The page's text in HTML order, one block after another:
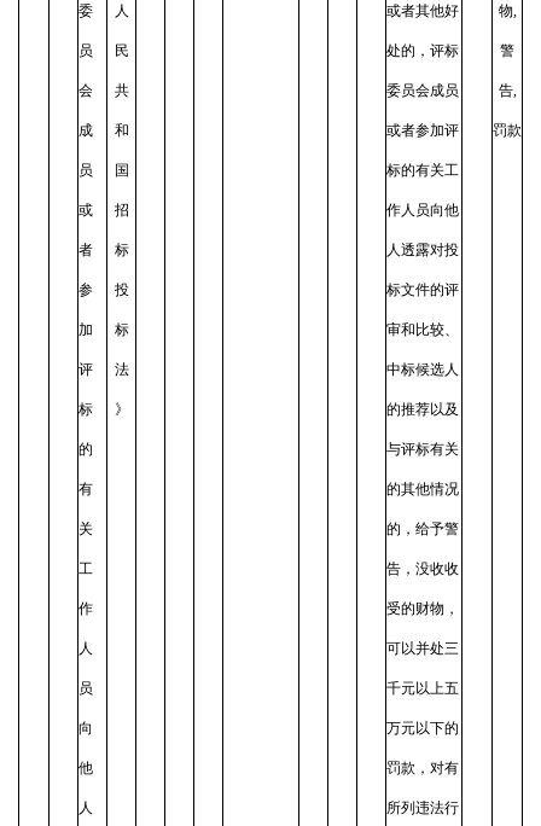
委
员
会
成
员
或
者
参
加
评
标
的
有
关
工
作
人
员
向
他
人
人
民
共
和
国
招
标
投
标
法
》
或者其他好
处的，评标
委员会成员
或者参加评
标的有关工
作人员向他
人透露对投
标文件的评
审和比较、
中标候选人
的推荐以及
与评标有关
的其他情况
的，给予警
告，没收收
受的财物，
可以并处三
千元以上五
万元以下的
罚款，对有
所列违法行
物,
警
告,
罚款